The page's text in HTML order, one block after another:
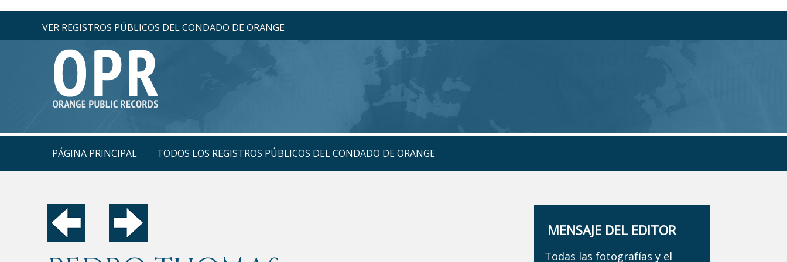
VER REGISTROS PÚBLICOS DEL CONDADO DE ORANGE
PÁGINA PRINCIPAL TODOS LOS REGISTROS PÚBLICOS DEL CONDADO DE ORANGE
MENSAJE DEL EDITOR
Todas las fotografías y el